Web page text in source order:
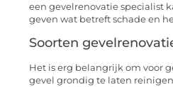
een gevelrenovatie specialist
geven wat betreft schade en
Soorten
Het is erg belangrijk om voor
gevel grondig te laten